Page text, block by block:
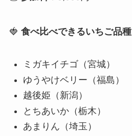
🍓 食べ比べできるいちご品種
ミガキイチゴ（宮城）
ゆうやけベリー（福島）
越後姫（新潟）
とちあいか（栃木）
あまりん（埼玉）